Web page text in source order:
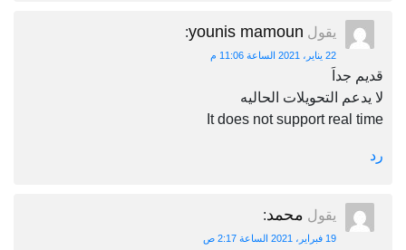
يقول younis mamoun
:
22 يناير، 2021 الساعة 11:06 م
قديم جداَ
لا يدعم التحويلات الحاليه
It does not support real time
رد
يقول محمد:
19 فبراير، 2021 الساعة 2:17 ص